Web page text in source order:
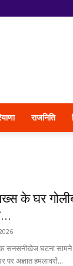
राजनिति
के घर
सनसनीखेज घटना सामने
अज्ञात हमलावरों...